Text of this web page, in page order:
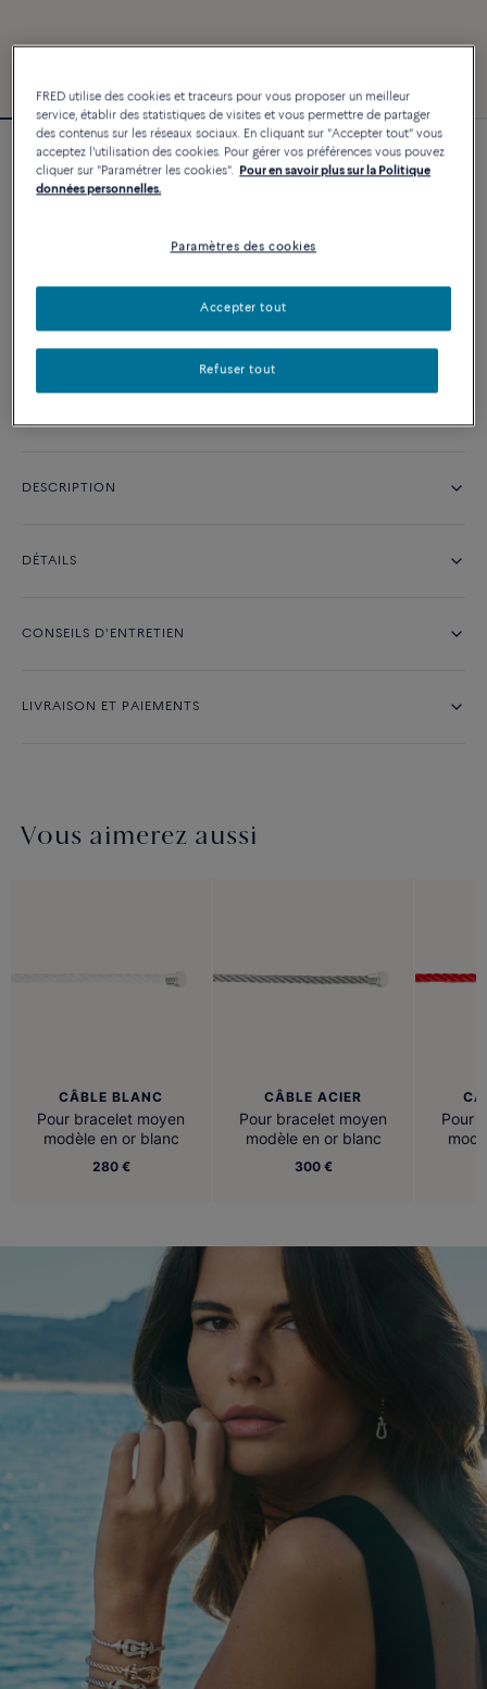
Bracelet Force 10
4 540 €
Disponibilité en boutique
DESCRIPTION
DÉTAILS
CONSEILS D'ENTRETIEN
LIVRAISON ET PAIEMENTS
Vous aimerez aussi
CÂBLE BLANC
Pour bracelet moyen
modèle en or blanc
280 €
CÂBLE ACIER
Pour bracelet moyen
modèle en or blanc
300 €
Pour
FRED utilise des cookies et traceurs pour vous proposer un meilleur
service, établir des statistiques de visites et vous permettre de partager
des contenus sur les réseaux sociaux. En cliquant sur "Accepter tout" vous
acceptez l'utilisation des cookies. Pour gérer vos préférences vous pouvez
cliquer sur "Paramétrer les cookies". Pour en savoir plus sur la Politique
données personnelles.
Paramètres des cookies
Refuser tout
Accepter tout